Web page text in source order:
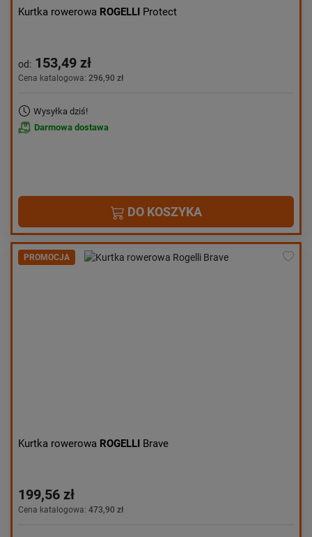
Kurtka rowerowa ROGELLI Protect
od: 153,49 zł
Cena katalogowa: 296,90 zł
Wysyłka dziś!
Darmowa dostawa
DO KOSZYKA
PROMOCJA
Kurtka rowerowa ROGELLI Brave
199,56 zł
Cena katalogowa: 473,90 zł